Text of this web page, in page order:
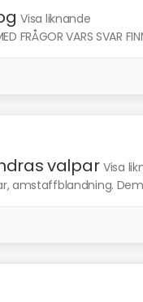
Visa liknande
FRÅGOR VARS SVAR
valpar Visa
amstaffblandning.